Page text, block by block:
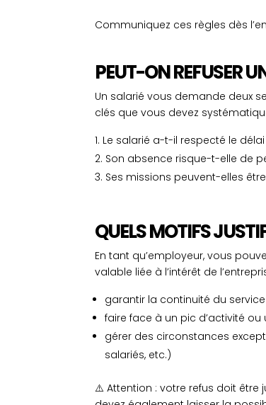
Communiquez ces règles dès
PEUT-ON REFUSER
Un salarié vous demande deux
clés que vous devez
Le salarié a-t-il respecté le
Son absence risque-t-elle de
Ses missions peuvent-elles
QUELS MOTIFS
En tant qu’employeur, vous
valable liée à l’intérêt de
garantir la continuité du service
faire face à un pic d’activité
gérer des circonstances
salariés, etc.)
⚠️ Attention : votre refus doit être